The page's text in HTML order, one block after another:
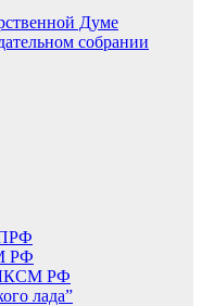
Думе
собрании
РФ
ЛКСМ РФ
лада”